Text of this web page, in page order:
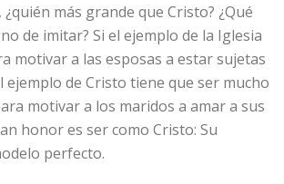
más grande que Cristo? ¿Qué
de imitar? Si el ejemplo de la Iglesia
motivar a las esposas a estar sujetas
ejemplo de Cristo tiene que ser mucho
motivar a los maridos a amar a sus
honor es ser como Cristo: Su
perfecto.